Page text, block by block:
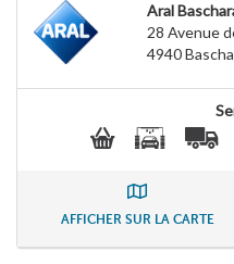
Aral
28 Avenue
4940
AFFICHER SUR LA CARTE